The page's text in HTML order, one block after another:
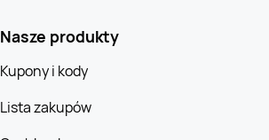
Nasze produkty
Kupony i kody
Lista zakupów